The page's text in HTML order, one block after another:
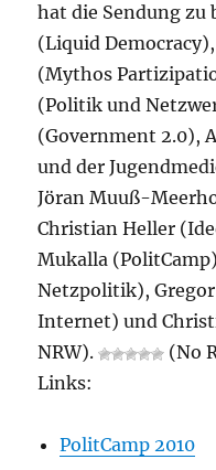
hat die Sendung zu
(Liquid
(Mythos
(Politik und
(Government 2.0),
und der
Jöran Muuß-
Christian Heller
Mukalla
Netzpolitik),
Internet) und
NRW).
(No
Links:
PolitCamp 2010